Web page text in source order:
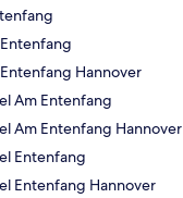
Hannover
Am Entenfang
Am Entenfang Hannover
Entenfang
Entenfang Hannover